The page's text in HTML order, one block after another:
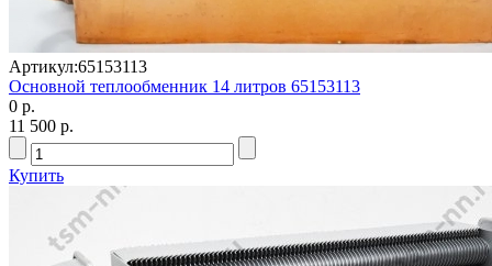
Артикул:65153113
Основной теплообменник 14 литров 65153113
0 р.
11 500 р.
Купить